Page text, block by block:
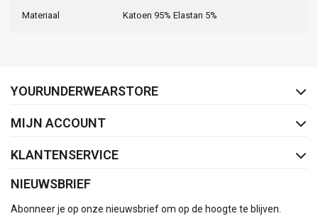
Materiaal Katoen 95% Elastan 5%
YOURUNDERWEARSTORE
MIJN ACCOUNT
KLANTENSERVICE
NIEUWSBRIEF
Abonneer je op onze nieuwsbrief om op de hoogte te blijven.